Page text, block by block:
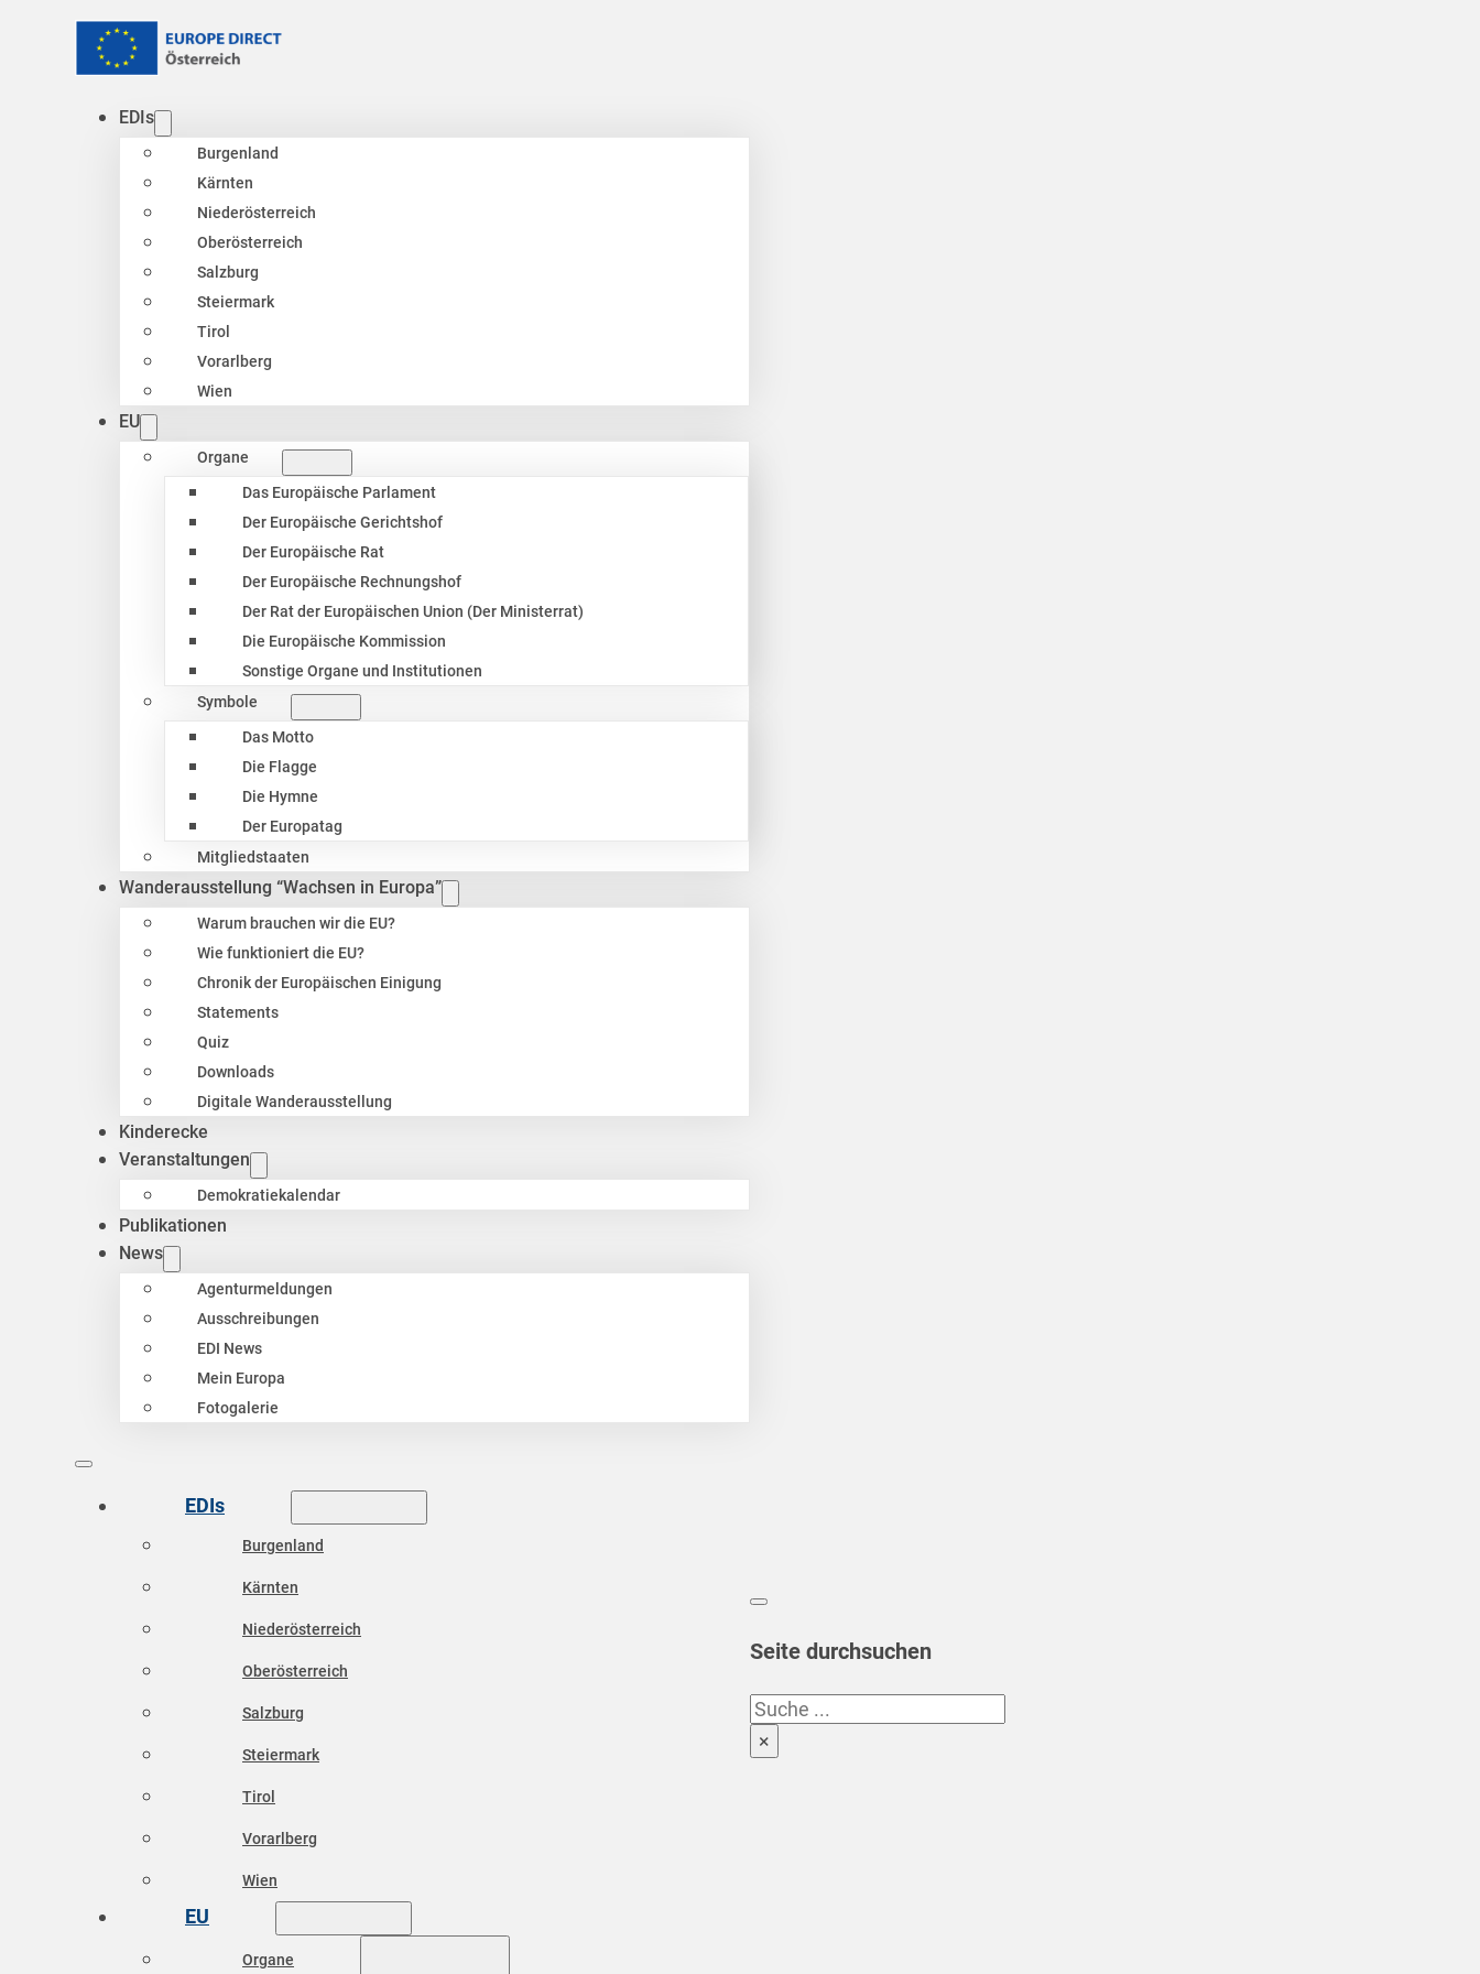
EDIs
Burgenland
Kärnten
Niederösterreich
Oberösterreich
Salzburg
Steiermark
Tirol
Vorarlberg
Wien
EU
Organe
Das Europäische Parlament
Der Europäische Gerichtshof
Der Europäische Rat
Der Europäische Rechnungshof
Der Rat der Europäischen Union (Der Ministerrat)
Die Europäische Kommission
Sonstige Organe und Institutionen
Symbole
Das Motto
Die Flagge
Die Hymne
Der Europatag
Mitgliedstaaten
Wanderausstellung “Wachsen in Europa”
Warum brauchen wir die EU?
Wie funktioniert die EU?
Chronik der Europäischen Einigung
Statements
Quiz
Downloads
Digitale Wanderausstellung
Kinderecke
Veranstaltungen
Demokratiekalendar
Publikationen
News
Agenturmeldungen
Ausschreibungen
EDI News
Mein Europa
Fotogalerie
EDIs
Burgenland
Kärnten
Niederösterreich
Oberösterreich
Salzburg
Steiermark
Tirol
Vorarlberg
Wien
EU
Organe
Seite durchsuchen
Suchen
×